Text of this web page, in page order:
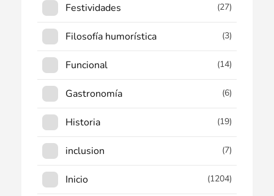
Festividades (27)
Filosofía humorística (3)
Funcional (14)
Gastronomía (6)
Historia (19)
inclusion (7)
Inicio (1204)